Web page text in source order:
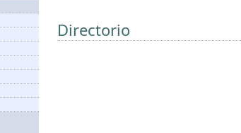
Directorio